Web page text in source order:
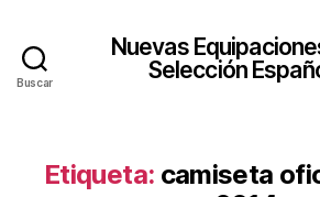
Buscar
Nuevas
Selección
Etiqueta: camiseta